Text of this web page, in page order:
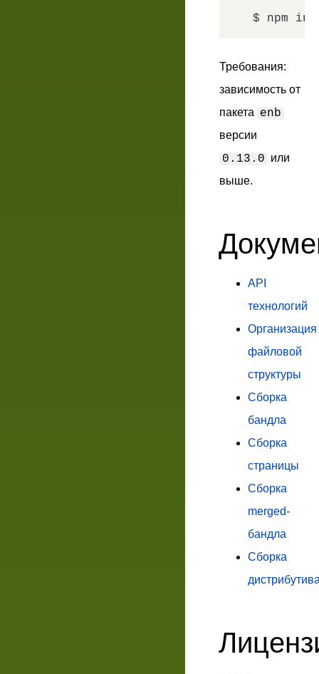
Требования:
зависимость от
пакета enb
версии
0.13.0 или
выше.
API
технологий
Организация
файловой
структуры
Сборка
бандла
Сборка
страницы
Сборка
merged-
бандла
Сборка